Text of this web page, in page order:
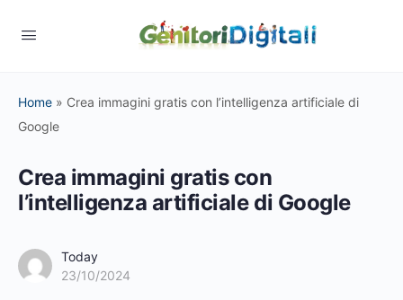
Home » Crea immagini gratis con l’intelligenza artificiale di
Google
Crea immagini gratis con
l’intelligenza artificiale di Google
Today
23/10/2024